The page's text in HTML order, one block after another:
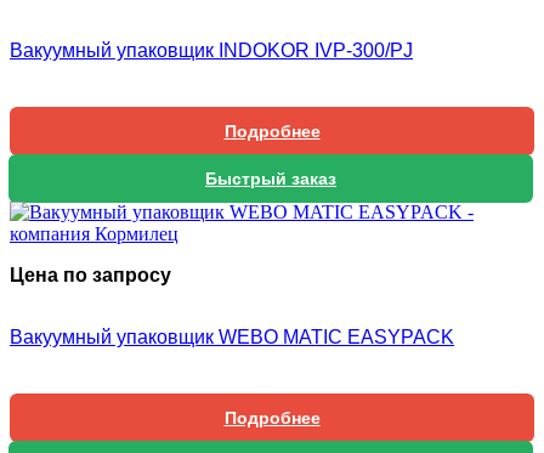
Вакуумный упаковщик INDOKOR IVP-300/PJ
Подробнее
Быстрый заказ
Цена по запросу
Вакуумный упаковщик WEBO MATIC EASYPACK
Подробнее